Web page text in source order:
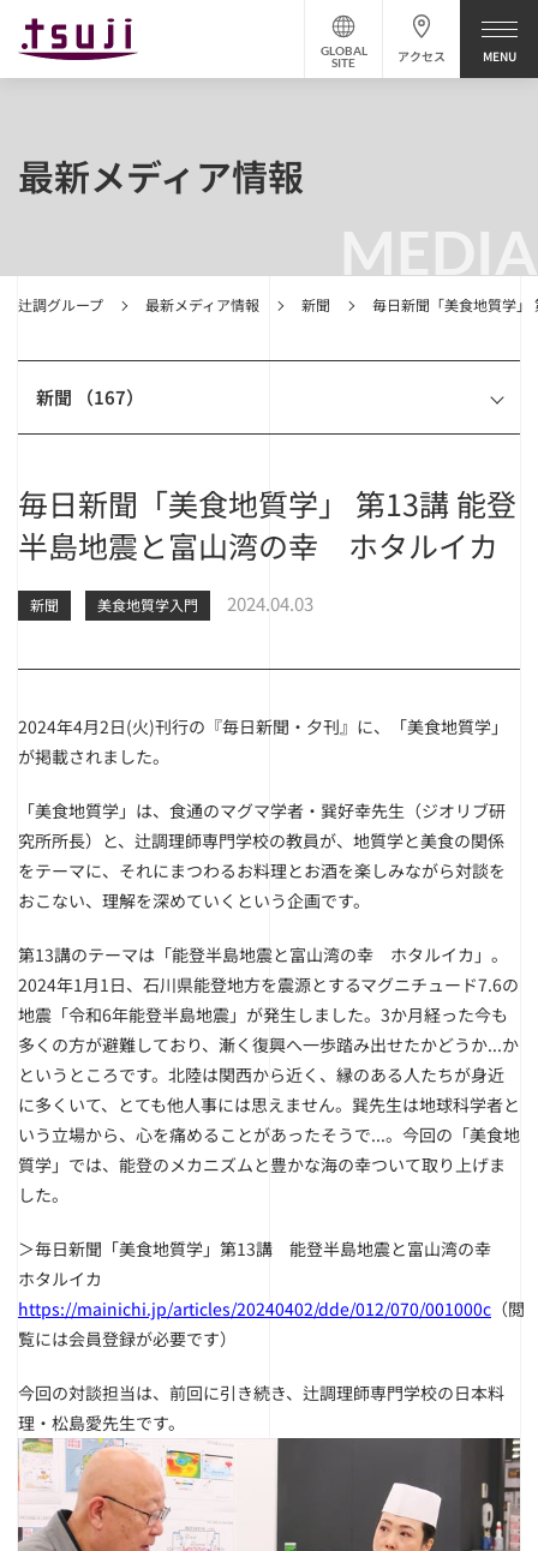
アクセス
GLOBAL
SITE
MEDIA
辻調グループ 最新メディア情報 新聞 毎日新聞「美食地質学
最新メディア情報
新聞 （167）
毎日新聞「美食地質学」 第13講 能登
半島地震と富山湾の幸 ホタルイカ
新聞 美食地質学入門 2024.04.03
2024年4月2日(火)刊行の『毎日新聞・夕刊』に、「美食地質学」
が掲載されました。
「美食地質学」は、食通のマグマ学者・巽好幸先生（ジオリブ研
究所所長）と、辻調理師専門学校の教員が、地質学と美食の関係
をテーマに、それにまつわるお料理とお酒を楽しみながら対談を
おこない、理解を深めていくという企画です。
第13講のテーマは「能登半島地震と富山湾の幸 ホタルイカ」。
2024年1月1日、石川県能登地方を震源とするマグニチュード7.6の
地震「令和6年能登半島地震」が発生しました。3か月経った今も
多くの方が避難しており、漸く復興へ一歩踏み出せたかどうか...か
というところです。北陸は関西から近く、縁のある人たちが身近
に多くいて、とても他人事には思えません。巽先生は地球科学者と
いう立場から、心を痛めることがあったそうで...。今回の「美食地
質学」では、能登のメカニズムと豊かな海の幸ついて取り上げま
した。
＞毎日新聞「美食地質学」第13講 能登半島地震と富山湾の幸
ホタルイカ
https://mainichi.jp/articles/20240402/dde/012/070/001000c （閲
覧には会員登録が必要です）
今回の対談担当は、前回に引き続き、辻調理師専門学校の日本料
理・松島愛先生です。